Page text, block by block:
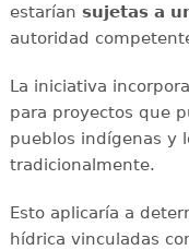
estarían sujetas a
autoridad
La iniciativa incorpora
para proyectos que
pueblos indígenas y
tradicionalmente.
Esto aplicaría a
hídrica vinculadas